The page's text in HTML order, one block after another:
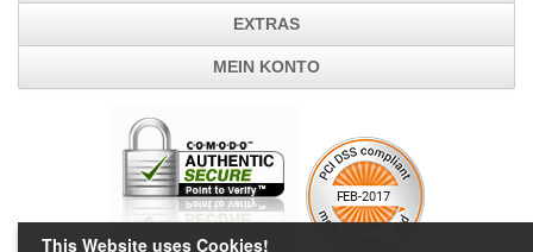
EXTRAS
MEIN KONTO
This Website uses Cookies!